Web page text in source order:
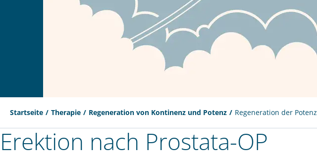
Startseite Therapie Regeneration von Kontinenz und Potenz Regeneration der Potenz
Erektion nach Prostata-OP